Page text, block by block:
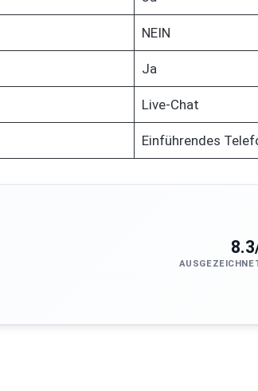
NEIN
Ja
Live-Chat
Einführendes